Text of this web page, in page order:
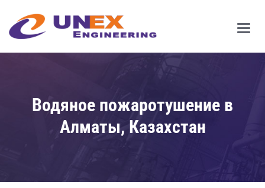
Main
Водяное пожаротушение в
Алматы, Казахстан